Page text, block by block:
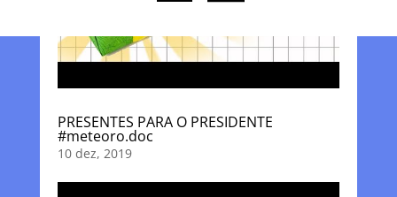
PRESENTES PARA O PRESIDENTE
#meteoro.doc
10 dez, 2019